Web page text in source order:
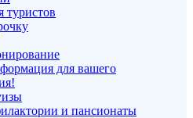
туристов
для вашего
и пансионаты